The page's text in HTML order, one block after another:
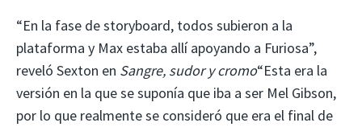
“En la fase de storyboard, todos subieron a la
plataforma y Max estaba allí apoyando a Furiosa”,
reveló Sexton en Sangre, sudor y cromo“Esta era la
versión en la que se suponía que iba a ser Mel Gibson,
por lo que realmente se consideró que era el final de